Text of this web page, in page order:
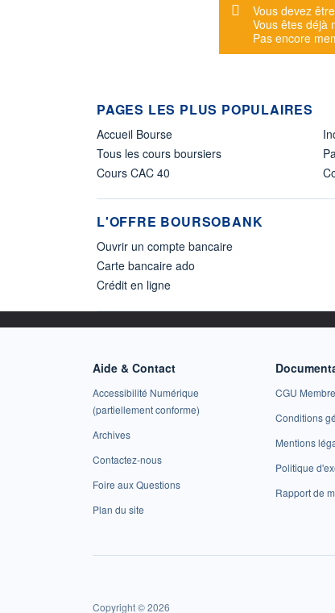
Message
Vous devez
Vous êtes déjà
Pas encore
PAGES LES PLUS POPULAIRES
Accueil Bourse
Tous les cours boursiers
Cours CAC 40
L'OFFRE BOURSOBANK
Ouvrir un compte bancaire
Carte bancaire ado
Crédit en ligne
Aide & Contact
Accessibilité Numérique
(partiellement conforme)
Archives
Contactez-nous
Foire aux Questions
Plan du site
CGU
Conditions
Mentions
Politique
Rapport de
Copyright © 2026